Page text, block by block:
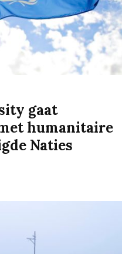
gaat
humanitaire
Naties